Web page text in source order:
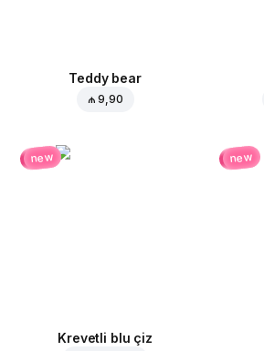
Teddy bear
₼ 9,90
new
Krevetli blu çiz
new